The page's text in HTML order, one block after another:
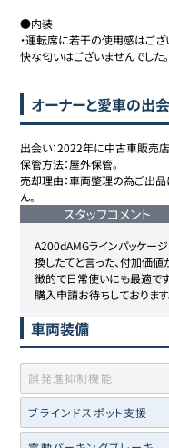
●内装
・運転席に若干の使用感はござ
快な匂いはございませんでした。
オーナーと愛車の出
出会い：2022年に中古車販売店
保管方法：屋外保管。
売却理由：車両整理の為ご出品
ん。
スタッフコメント
A200dAMGラインパッケー
換したてと言った、付加価
徴的で日常使いにも最適です
購入申請お待ちしております
車両装備
誤発進抑制機能
ブラインドスポット支援